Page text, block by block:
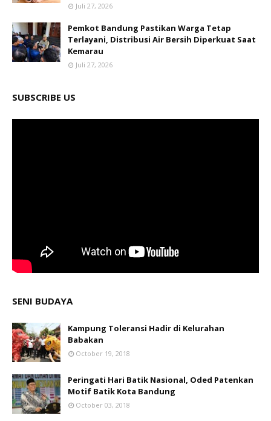
Juli 27, 2026
Pemkot Bandung Pastikan Warga Tetap
Terlayani, Distribusi Air Bersih Diperkuat Saat
Kemarau
Juli 27, 2026
SUBSCRIBE US
SENI BUDAYA
Kampung Toleransi Hadir di Kelurahan
Babakan
October 19, 2018
Peringati Hari Batik Nasional, Oded Patenkan
Motif Batik Kota Bandung
October 03, 2018